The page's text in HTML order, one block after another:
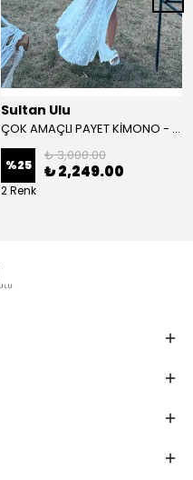
Sultan Ulu
ÇOK AMAÇLI PAYET KİMONO - Beyaz
%25
₺ 3,000.00
₺ 2,249.00
2 Renk